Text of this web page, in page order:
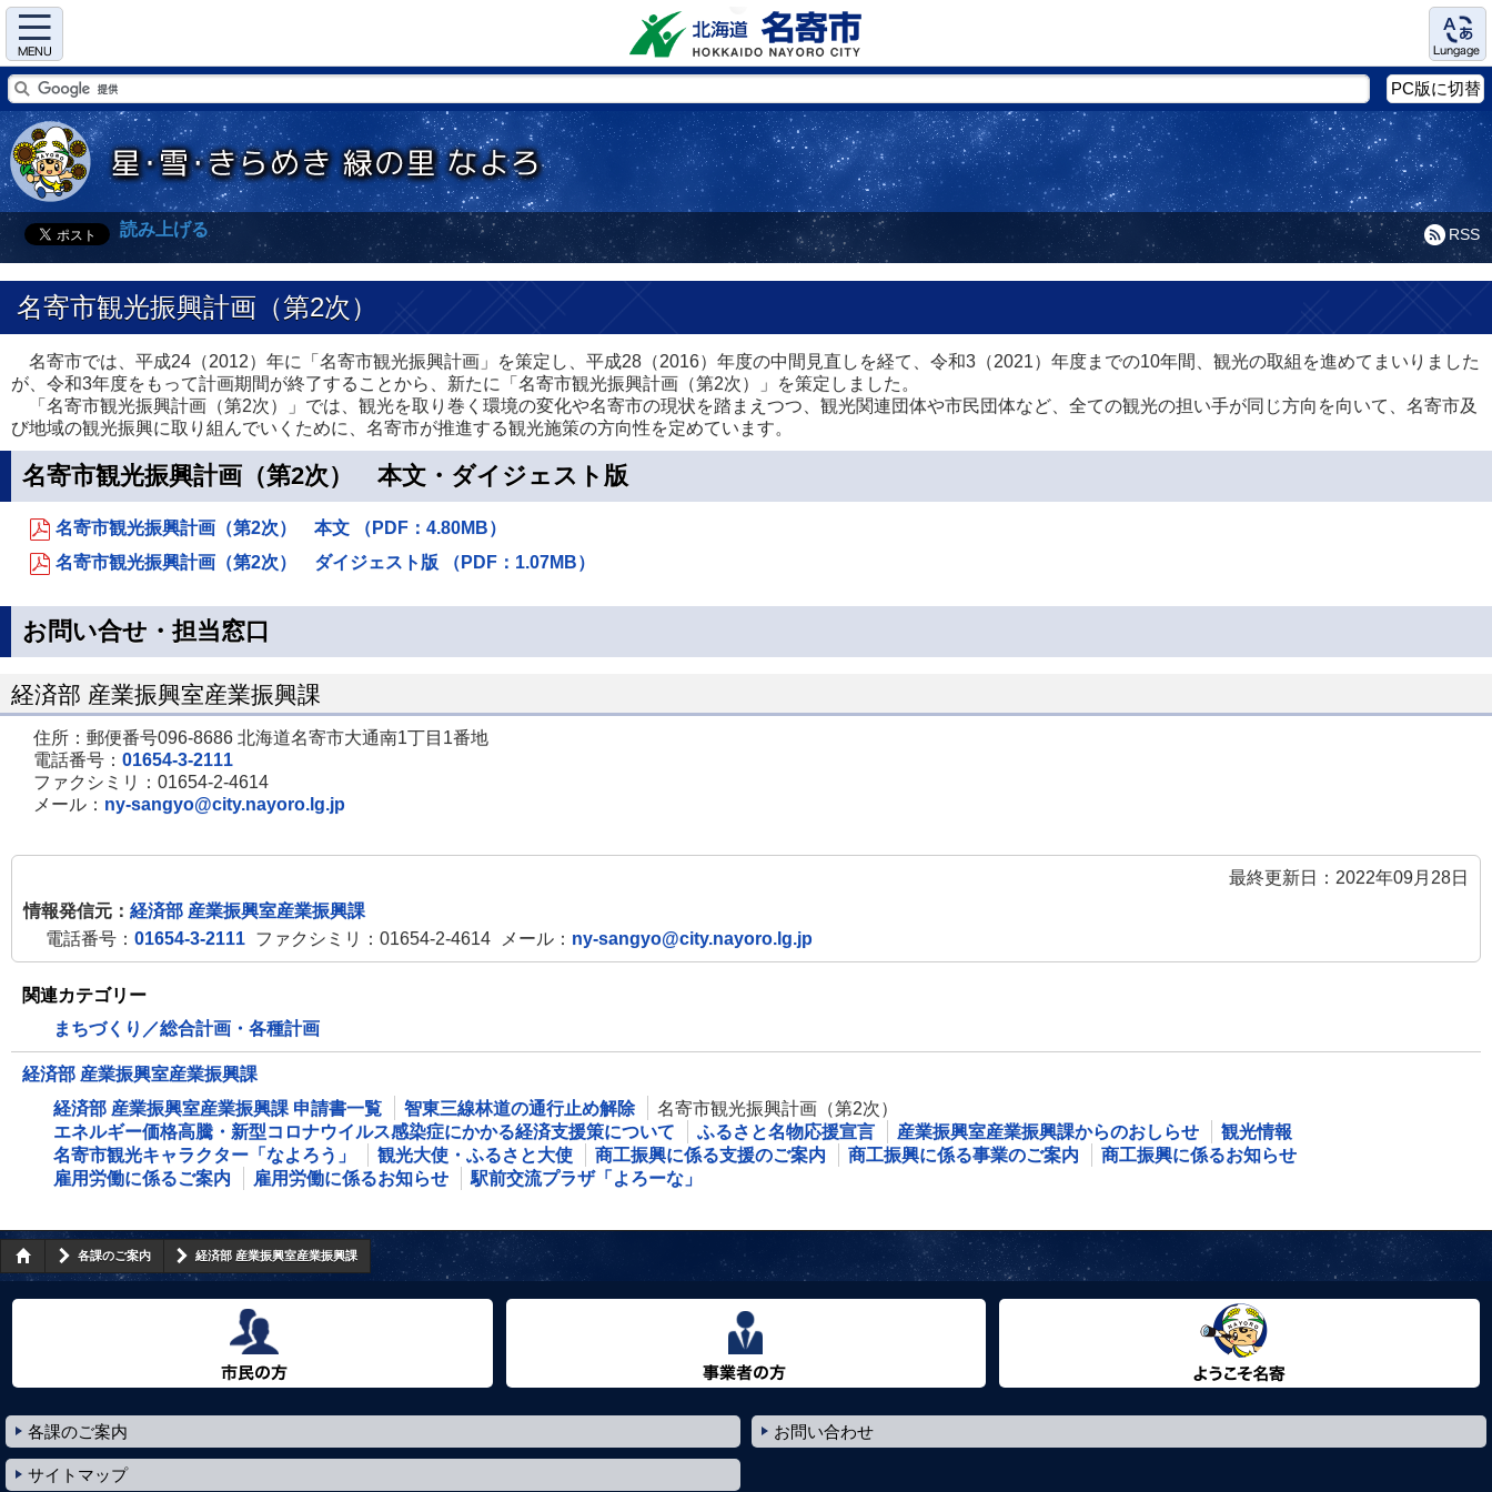
Menu Language
PC版に切替
RSS
読み上げる
名寄市観光振興計画（第2次）
名寄市では、平成24（2012）年に「名寄市観光振興計画」を策定し、平成28（2016）年度の中間見直しを経て、令和3（2021）年度までの10年間、観光の取組を進めてまいりました
が、令和3年度をもって計画期間が終了することから、新たに「名寄市観光振興計画（第2次）」を策定しました。
「名寄市観光振興計画（第2次）」では、観光を取り巻く環境の変化や名寄市の現状を踏まえつつ、観光関連団体や市民団体など、全ての観光の担い手が同じ方向を向いて、名寄市及
び地域の観光振興に取り組んでいくために、名寄市が推進する観光施策の方向性を定めています。
名寄市観光振興計画（第2次） 本文・ダイジェスト版
名寄市観光振興計画（第2次） 本文 （PDF：4.80MB）
名寄市観光振興計画（第2次） ダイジェスト版 （PDF：1.07MB）
お問い合せ・担当窓口
経済部 産業振興室産業振興課
住所：郵便番号096-8686 北海道名寄市大通南1丁目1番地
電話番号： 01654-3-2111
ファクシミリ：01654-2-4614
メール： ny-sangyo@city.nayoro.lg.jp
最終更新日：2022年09月28日
情報発信元： 経済部 産業振興室産業振興課
電話番号： 01654-3-2111 ファクシミリ：01654-2-4614 メール： ny-sangyo@city.nayoro.lg.jp
関連カテゴリー
まちづくり／総合計画・各種計画
経済部 産業振興室産業振興課
経済部 産業振興室産業振興課 申請書一覧
智東三線林道の通行止め解除
名寄市観光振興計画（第2次）
エネルギー価格高騰・新型コロナウイルス感染症にかかる経済支援策について
ふるさと名物応援宣言 産業振興室産業振興課からのおしらせ
観光情報
名寄市観光キャラクター「なよろう」
観光大使・ふるさと大使 商工振興に係る支援のご案内 商工振興に係る事業のご案内
商工振興に係るお知らせ
雇用労働に係るご案内
雇用労働に係るお知らせ 駅前交流プラザ「よろーな」
各課のご案内 経済部 産業振興室産業振興課
各課のご案内 お問い合わせ
サイトマップ